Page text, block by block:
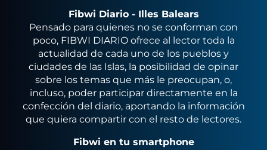
Fibwi Diario - Illes Balears
Pensado para quienes no se conforman con
poco, FIBWI DIARIO ofrece al lector toda la
actualidad de cada uno de los pueblos y
ciudades de las Islas, la posibilidad de opinar
sobre los temas que más le preocupan, o,
incluso, poder participar directamente en la
confección del diario, aportando la información
que quiera compartir con el resto de lectores.
Fibwi en tu smartphone